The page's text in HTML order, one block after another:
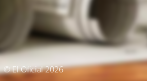
© El Oficial 2026